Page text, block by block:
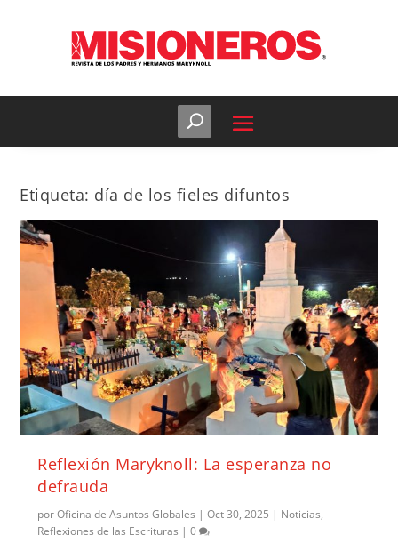
Etiqueta: día de los fieles difuntos
Reflexión Maryknoll: La esperanza no
defrauda
porOficina de Asuntos Globales |Oct 30, 2025 | Noticias,
Reflexiones de las Escrituras |0